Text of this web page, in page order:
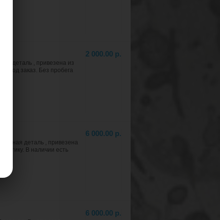
2 000.00 р.
деталь , привезена из
под заказ. Без пробега
6 000.00 р.
деталь , привезена
В наличии еcть
6 000.00 р.